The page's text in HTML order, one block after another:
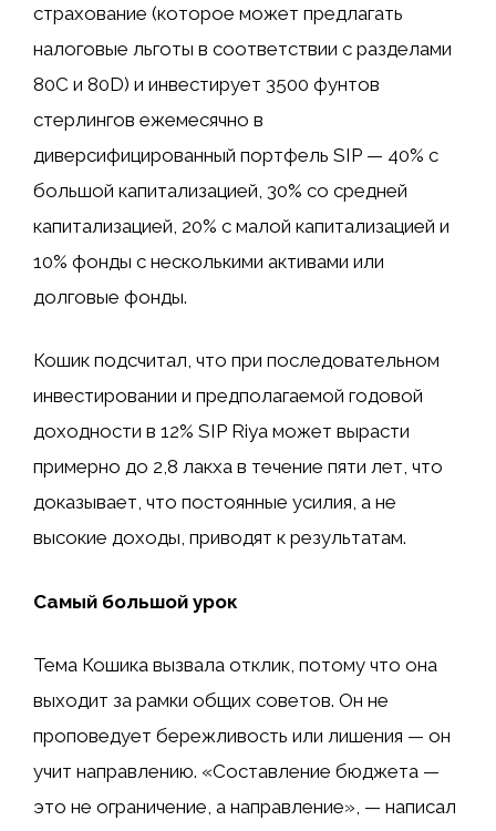
страхование (которое может предлагать
налоговые льготы в соответствии с разделами
80C и 80D) и инвестирует 3500 фунтов
стерлингов ежемесячно в
диверсифицированный портфель SIP — 40% с
большой капитализацией, 30% со средней
капитализацией, 20% с малой капитализацией и
10% фонды с несколькими активами или
долговые фонды.
Кошик подсчитал, что при последовательном
инвестировании и предполагаемой годовой
доходности в 12% SIP Riya может вырасти
примерно до 2,8 лакха в течение пяти лет, что
доказывает, что постоянные усилия, а не
высокие доходы, приводят к результатам.
Самый большой урок
Тема Кошика вызвала отклик, потому что она
выходит за рамки общих советов. Он не
проповедует бережливость или лишения — он
учит направлению. «Составление бюджета —
это не ограничение, а направление», — написал